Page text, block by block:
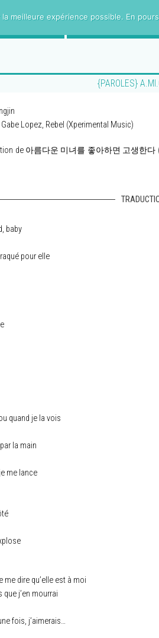
{PAROLES}
Gabe Lopez, Rebel (Xperimental Music)
de 아름다운 미녀를 좋아하면 고생한다
baby
pour elle
quand je la vois
la main
me lance
me dire qu’elle est à moi
que j’en mourrai
fois, j’aimerais…
meilleure expérience possible. En